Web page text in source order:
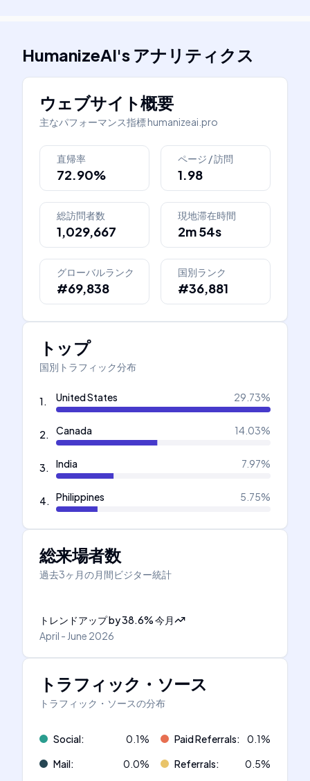
HumanizeAI's アナリティクス
ウェブサイト概要
主なパフォーマンス指標humanizeai.pro
直帰率
72.90%
ページ / 訪問
1.98
総訪問者数
1,029,667
現地滞在時間
2m 54s
グローバルランク
#69,838
国別ランク
#36,881
トップ
国別トラフィック分布
1. United States 29.73%
2. Canada 14.03%
3. India 7.97%
4. Philippines 5.75%
総来場者数
過去3ヶ月の月間ビジター統計
トレンドアップby38.6%今月
April - June 2026
トラフィック・ソース
トラフィック・ソースの分布
Social: 0.1% Paid Referrals: 0.1%
Mail: 0.0% Referrals: 0.5%